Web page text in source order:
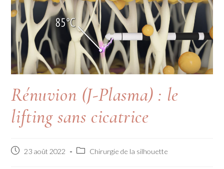
Rénuvion (J-Plasma) : le
lifting sans cicatrice
23 août 2022 Chirurgie de la silhouette